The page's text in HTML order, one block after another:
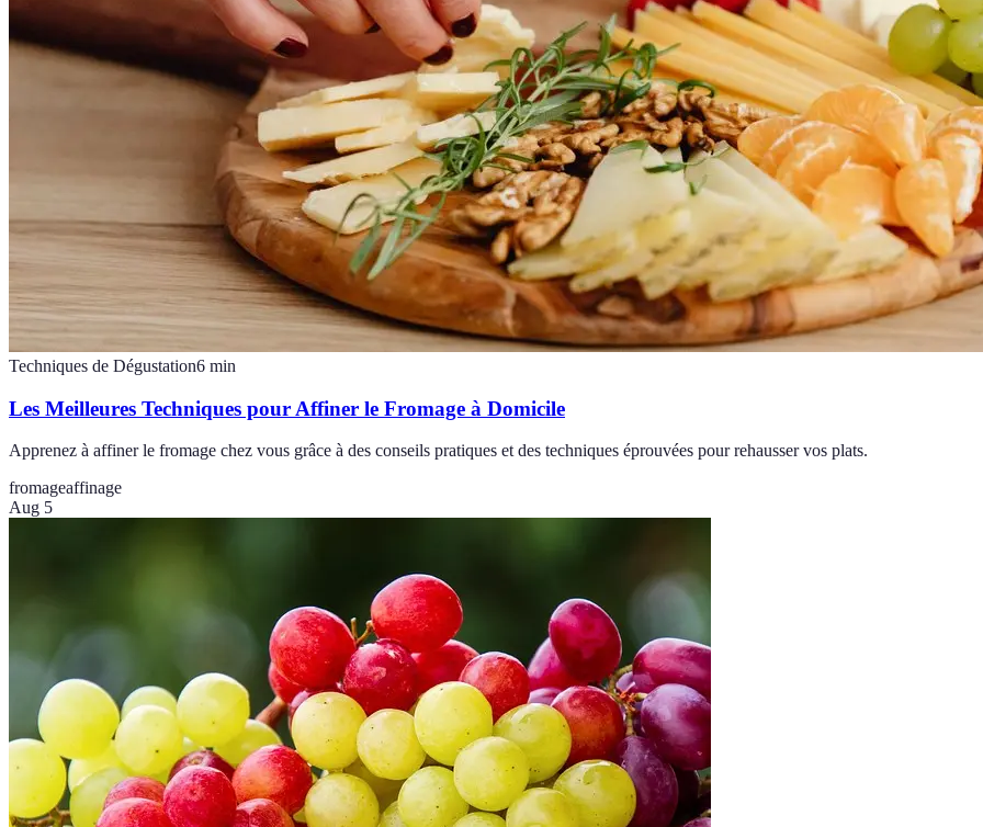
Techniques de Dégustation6 min
Les Meilleures Techniques pour Affiner le Fromage à Domicile
Apprenez à affiner le fromage chez vous grâce à des conseils pratiques et des techniques éprouvées pour rehausser vos plats.
fromageaffinage
Aug 5